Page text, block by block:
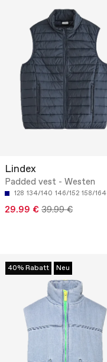
Lindex
Padded vest - Westen
128 134/140 146/152 158/164
29.99 € 39.99 €
40% Rabatt Neu